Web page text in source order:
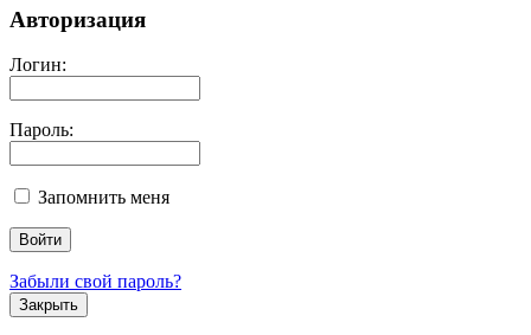
Авторизация
Логин:
Пароль:
Запомнить меня
Забыли свой пароль?
Закрыть